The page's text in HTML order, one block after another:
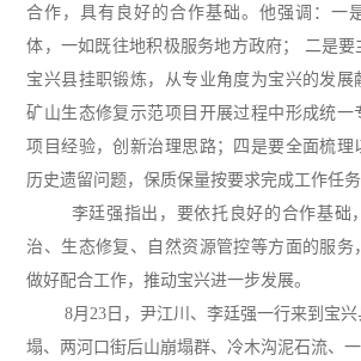
合作，具有良好的合作基础。他强调：一
体，一如既往地积极服务地方政府；
二是要
宝兴县挂职锻炼，从专业角度为宝兴的发展
矿山生态修复示范项目开展过程中形成统一
项目经验，创新治理思路；
四是要全面梳理
历史遗留问题，保质保量按要求完成工作任务
李廷强指出，要依托良好的合作基础
治、生态修复、自然资源管控等方面的服务
做好配合工作，推动宝兴进一步发展。
8月23日，尹江川、李廷强一行来到宝兴
塌、两河口街后山崩塌群、冷木沟泥石流、